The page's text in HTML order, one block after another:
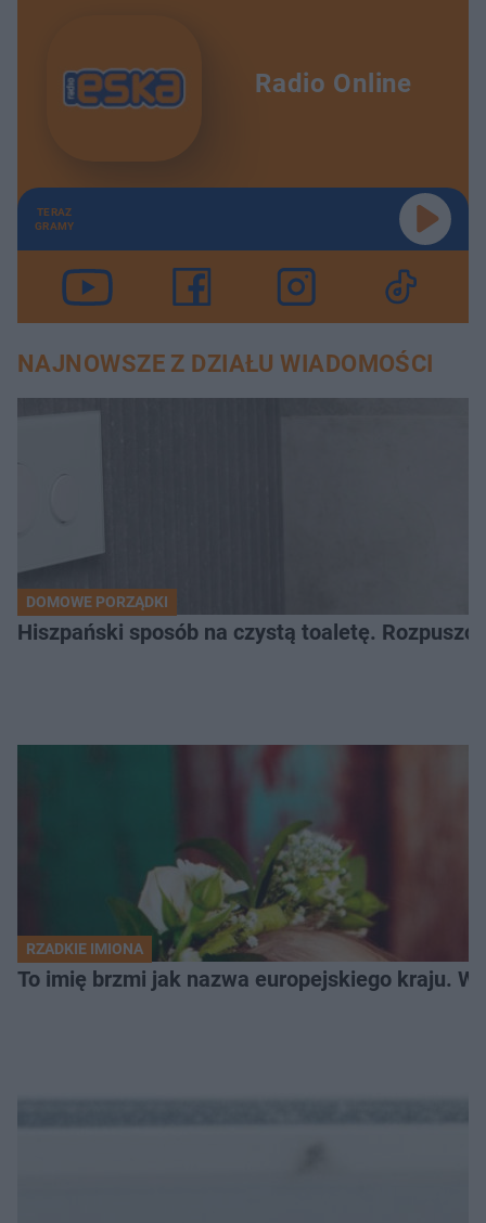
Radio Online
TERAZ
GRAMY
NAJNOWSZE Z DZIAŁU WIADOMOŚCI
DOMOWE PORZĄDKI
Hiszpański sposób na czystą toaletę.
RZADKIE IMIONA
To imię brzmi jak nazwa europejskiego kraju.